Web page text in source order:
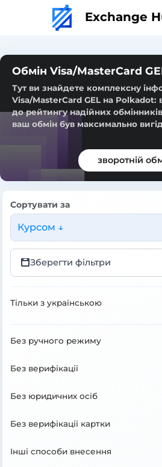
Exchange
Обмін Visa/MasterCard
Тут ви знайдете комплексну
Visa/MasterCard GEL на Polkadot:
до рейтингу надійних
ваш обмін був максимально
зворотній
Сортувати за
Курсом ↓
Зберегти фільтри
Тільки з українською
Без ручного режиму
Без верифікації
Без юридичних осіб
Без верифікації картки
Інші способи внесення